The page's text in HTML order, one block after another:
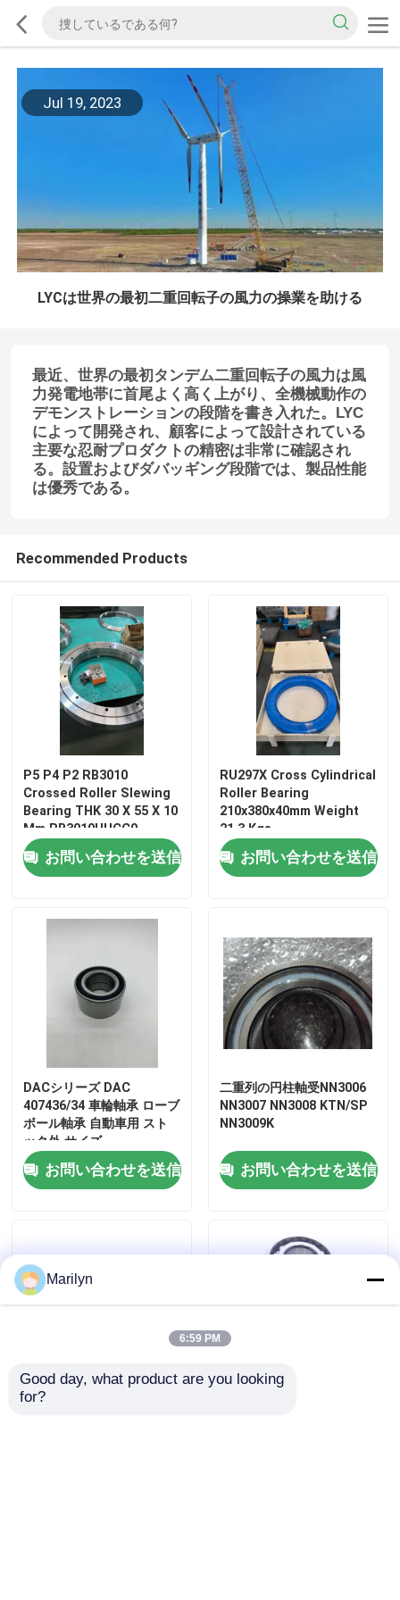
Jul 19, 2023
LYCは世界の最初二重回転子の風力の操業を助ける
最近、世界の最初タンデム二重回転子の風力は風
力発電地帯に首尾よく高く上がり、全機械動作の
デモンストレーションの段階を書き入れた。LYC
によって開発され、顧客によって設計されている
主要な忍耐プロダクトの精密は非常に確認され
る。設置およびダバッギング段階では、製品性能
は優秀である。
Recommended Products
P5 P4 P2 RB3010
Crossed Roller Slewing
Bearing THK 30 X 55 X 10
Mm RB3010UUCC0
お問い合わせを送信
RU297X Cross Cylindrical
Roller Bearing
210x380x40mm Weight
21.3 Kgs
お問い合わせを送信
DACシリーズ DAC
407436/34 車輪軸承 ローブ
ボール軸承 自動車用 スト
ック外 サイズ
40*70*36mm
お問い合わせを送信
二重列の円柱軸受NN3006
NN3007 NN3008 KTN/SP
NN3009K
お問い合わせを送信
32012の先を細くされた
Marilyn
6:59 PM
Good day, what product are you looking
for?